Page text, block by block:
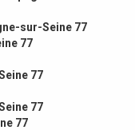
sur-Seine 77
77
77
77
77